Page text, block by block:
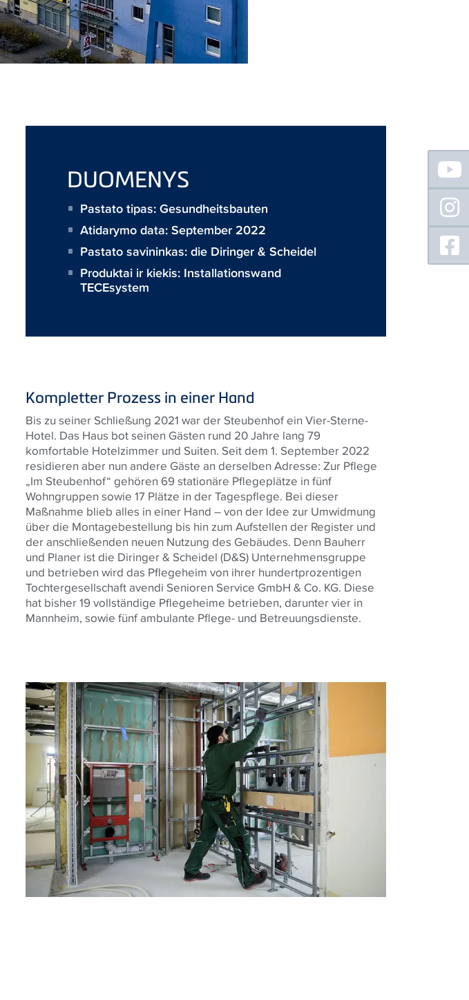
DUOMENYS
Pastato tipas: Gesundheitsbauten
Atidarymo data: September 2022
Pastato savininkas:die Diringer & Scheidel
Produktai ir kiekis: Installationswand
TECEsystem
Kompletter Prozess in einer Hand
Bis zu seiner Schließung 2021 war der Steubenhof ein Vier-Sterne-
Hotel. Das Haus bot seinen Gästen rund 20 Jahre lang 79
komfortable Hotelzimmer und Suiten. Seit dem 1. September 2022
residieren aber nun andere Gäste an derselben Adresse: Zur Pflege
„Im Steubenhof“ gehören 69 stationäre Pflegeplätze in fünf
Wohngruppen sowie 17 Plätze in der Tagespflege. Bei dieser
Maßnahme blieb alles in einer Hand – von der Idee zur Umwidmung
über die Montagebestellung bis hin zum Aufstellen der Register und
der anschließenden neuen Nutzung des Gebäudes. Denn Bauherr
und Planer ist die Diringer & Scheidel (D&S) Unternehmensgruppe
und betrieben wird das Pflegeheim von ihrer hundertprozentigen
Tochtergesellschaft avendi Senioren Service GmbH & Co. KG. Diese
hat bisher 19 vollständige Pflegeheime betrieben, darunter vier in
Mannheim, sowie fünf ambulante Pflege- und Betreuungsdienste.
Floating